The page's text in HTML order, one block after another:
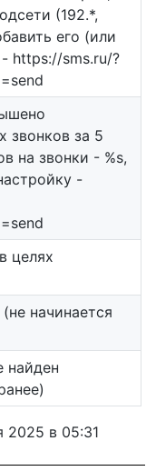
(192.*,
его (или
https://sms.ru/?
звонков за 5
на звонки - %s,
-
целях
начинается
найден
2025 в 05:31